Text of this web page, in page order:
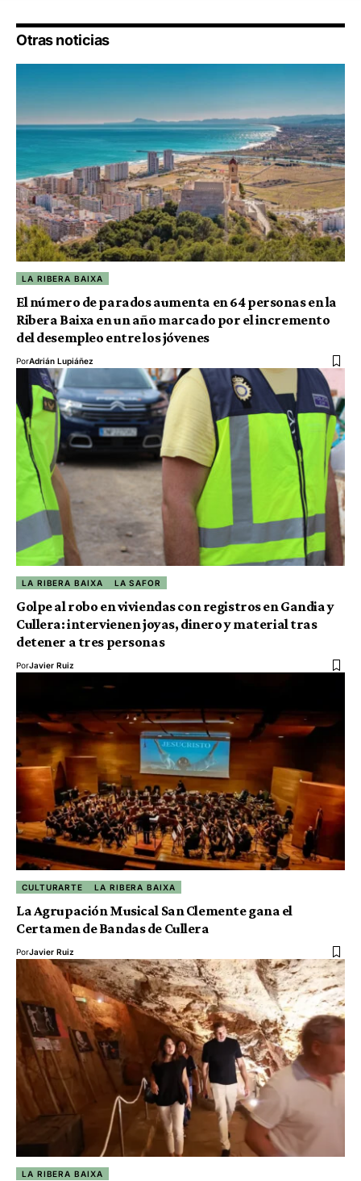
Otras noticias
LA RIBERA BAIXA
El número de parados aumenta en 64 personas en la
Ribera Baixa en un año marcado por el incremento
del desempleo entre los jóvenes
PorAdrián Lupiáñez
LA RIBERA BAIXA LA SAFOR
Golpe al robo en viviendas con registros en Gandia y
Cullera: intervienen joyas, dinero y material tras
detener a tres personas
PorJavier Ruiz
CULTURARTE LA RIBERA BAIXA
La Agrupación Musical San Clemente gana el
Certamen de Bandas de Cullera
PorJavier Ruiz
LA RIBERA BAIXA